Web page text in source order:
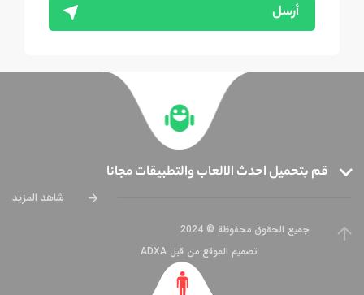
أرسل
قم بتحميل احدث الالعاب والتطبيقات مجانا
شاهد المزيد
جميع الحقوق محفوظة © 2024
تصميم الموقع من قبل ADXA